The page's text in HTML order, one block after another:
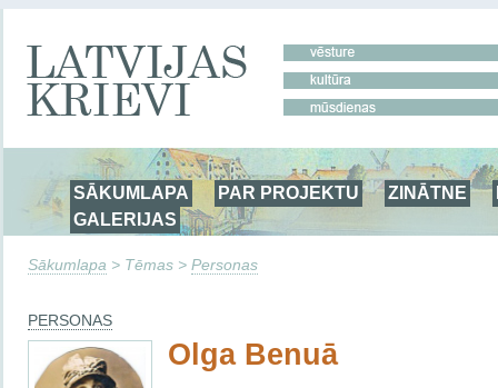
SĀKUMLAPA PAR PROJEKTU ZINĀTNE
GALERIJAS
Sākumlapa > Tēmas > Personas
PERSONAS
Olga Benuā